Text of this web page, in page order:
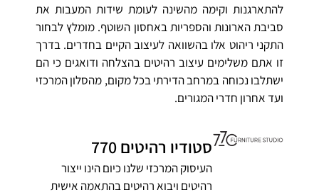
להתארגנות וקימה מהשינה לעומת שידות המעבות את
סביבת הארונות והספריות באחסון השוטף. מומלץ לבחור
התקני ריהוט אלו בהשוואה לעיצוב הקיים בחדרים. בדרך
זו אתם משלימים עיצוב רהיטים בהצלחה ודואגים כי הם
ישתלבו נכוחה במרחב הדירתי בכל מקום, מהסלון המרכזי
ועד אחרון חדרי המגורים.
סטודיו רהיטים 770
העיסוק המרכזי שלנו כיום הינו ייצור
רהיטים ויבוא רהיטים בהתאמה אישית